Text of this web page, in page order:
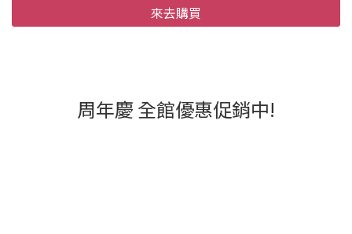
來去購買
周年慶 全館優惠促銷中!